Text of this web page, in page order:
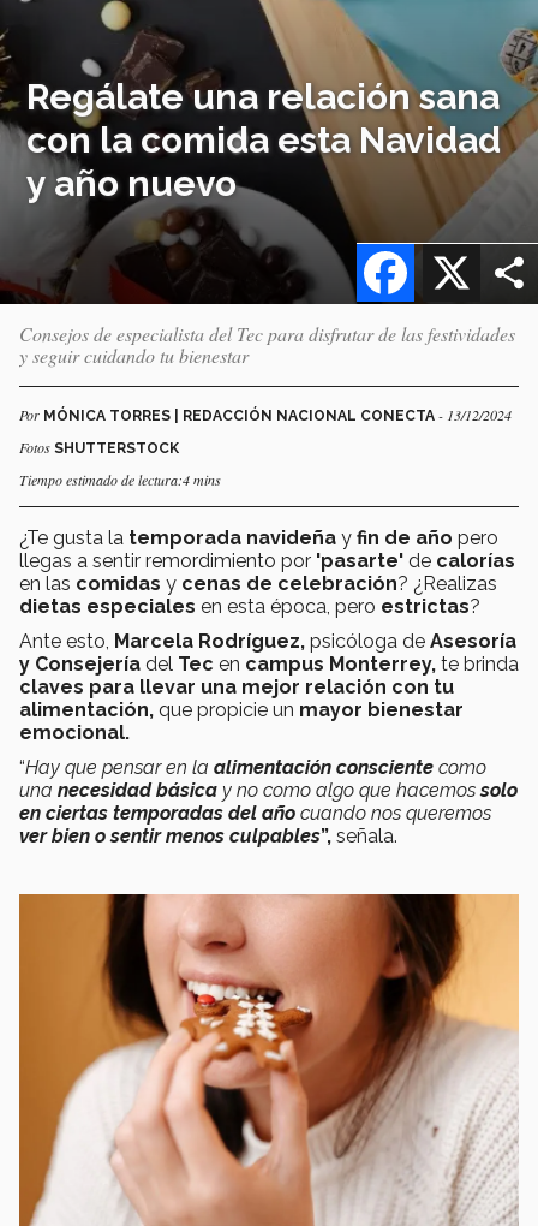
Regálate una relación sana
con la comida esta Navidad
y año nuevo
X
Facebook
Consejos de especialista del Tec para disfrutar de las festividades
y seguir cuidando tu bienestar
Por MÓNICA TORRES | REDACCIÓN NACIONAL CONECTA - 13/12/2024
Fotos SHUTTERSTOCK
Tiempo estimado de lectura:4 mins
¿Te gusta la temporada navideña y fin de año pero
llegas a sentir remordimiento por 'pasarte' de calorías
en las comidas y cenas de celebración? ¿Realizas
dietas especiales en esta época, pero estrictas?
Ante esto, Marcela Rodríguez, psicóloga de Asesoría
y Consejería del Tec en campus Monterrey, te brinda
claves para llevar una mejor relación con tu
alimentación, que propicie un mayor bienestar
emocional.
“Hay que pensar en la alimentación consciente como
una necesidad básica y no como algo que hacemossolo
en ciertas temporadas del año cuando nos queremos
ver bien o sentir menos culpables”, señala.